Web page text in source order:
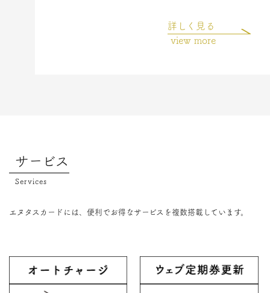
詳しく見る
view more
サービス
Services
エヌタスカードには、便利でお得なサービスを複数搭載しています。